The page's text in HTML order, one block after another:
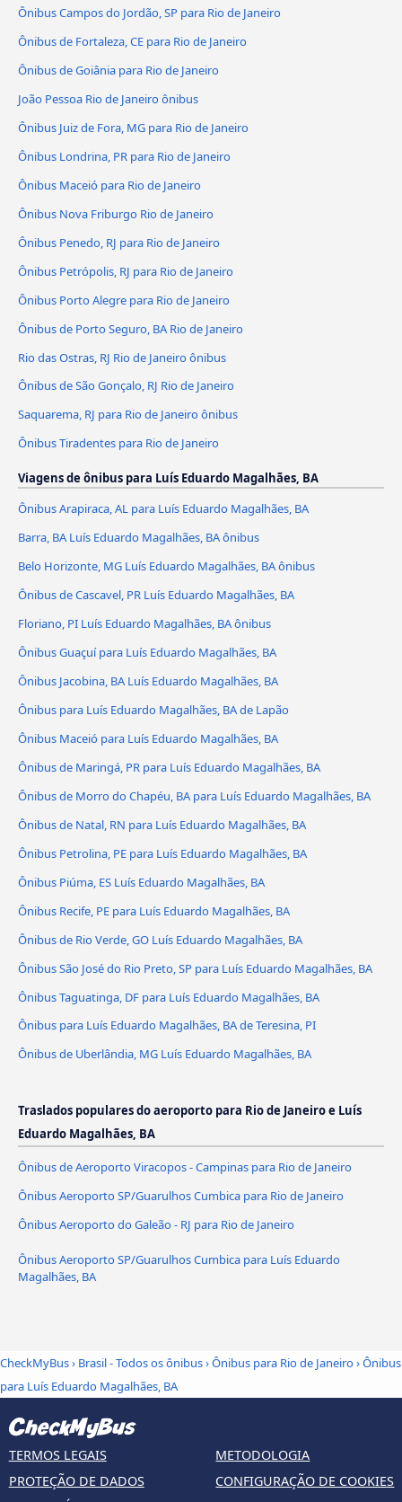
Ônibus Campos do Jordão, SP para Rio de Janeiro
Ônibus de Fortaleza, CE para Rio de Janeiro
Ônibus de Goiânia para Rio de Janeiro
João Pessoa Rio de Janeiro ônibus
Ônibus Juiz de Fora, MG para Rio de Janeiro
Ônibus Londrina, PR para Rio de Janeiro
Ônibus Maceió para Rio de Janeiro
Ônibus Nova Friburgo Rio de Janeiro
Ônibus Penedo, RJ para Rio de Janeiro
Ônibus Petrópolis, RJ para Rio de Janeiro
Ônibus Porto Alegre para Rio de Janeiro
Ônibus de Porto Seguro, BA Rio de Janeiro
Rio das Ostras, RJ Rio de Janeiro ônibus
Ônibus de São Gonçalo, RJ Rio de Janeiro
Saquarema, RJ para Rio de Janeiro ônibus
Ônibus Tiradentes para Rio de Janeiro
Viagens de ônibus para Luís Eduardo Magalhães, BA
Ônibus Arapiraca, AL para Luís Eduardo Magalhães, BA
Barra, BA Luís Eduardo Magalhães, BA ônibus
Belo Horizonte, MG Luís Eduardo Magalhães, BA ônibus
Ônibus de Cascavel, PR Luís Eduardo Magalhães, BA
Floriano, PI Luís Eduardo Magalhães, BA ônibus
Ônibus Guaçuí para Luís Eduardo Magalhães, BA
Ônibus Jacobina, BA Luís Eduardo Magalhães, BA
Ônibus para Luís Eduardo Magalhães, BA de Lapão
Ônibus Maceió para Luís Eduardo Magalhães, BA
Ônibus de Maringá, PR para Luís Eduardo Magalhães, BA
Ônibus de Morro do Chapéu, BA para Luís Eduardo Magalhães, BA
Ônibus de Natal, RN para Luís Eduardo Magalhães, BA
Ônibus Petrolina, PE para Luís Eduardo Magalhães, BA
Ônibus Piúma, ES Luís Eduardo Magalhães, BA
Ônibus Recife, PE para Luís Eduardo Magalhães, BA
Ônibus de Rio Verde, GO Luís Eduardo Magalhães, BA
Ônibus São José do Rio Preto, SP para Luís Eduardo Magalhães, BA
Ônibus Taguatinga, DF para Luís Eduardo Magalhães, BA
Ônibus para Luís Eduardo Magalhães, BA de Teresina, PI
Ônibus de Uberlândia, MG Luís Eduardo Magalhães, BA
Traslados populares do aeroporto para Rio de Janeiro e Luís
Eduardo Magalhães, BA
Ônibus de Aeroporto Viracopos - Campinas para Rio de Janeiro
Ônibus Aeroporto SP/Guarulhos Cumbica para Rio de Janeiro
Ônibus Aeroporto do Galeão - RJ para Rio de Janeiro
Ônibus Aeroporto SP/Guarulhos Cumbica para Luís Eduardo
Magalhães, BA
CheckMyBus› Brasil - Todos os ônibus›Ônibus para Rio de Janeiro›Ônibus
para Luís Eduardo Magalhães, BA
TERMOS LEGAIS
PROTEÇÃO DE DADOS
METODOLOGIA
CONFIGURAÇÃO DE COOKIES